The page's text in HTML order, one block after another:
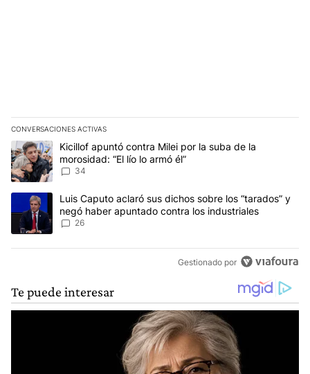
CONVERSACIONES ACTIVAS
Este listado muestra los artículos con más comentarios en los
Un artículo de tendencia con el título "Kicillof apuntó contra Milei
Kicillof apuntó contra Milei por la suba de la
morosidad: “El lío lo armó él”
34
Un artículo de tendencia con el título "Luis Caputo aclaró sus
Luis Caputo aclaró sus dichos sobre los “tarados” y
negó haber apuntado contra los industriales
26
Gestionado por